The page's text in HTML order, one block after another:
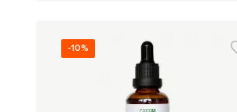
-10%